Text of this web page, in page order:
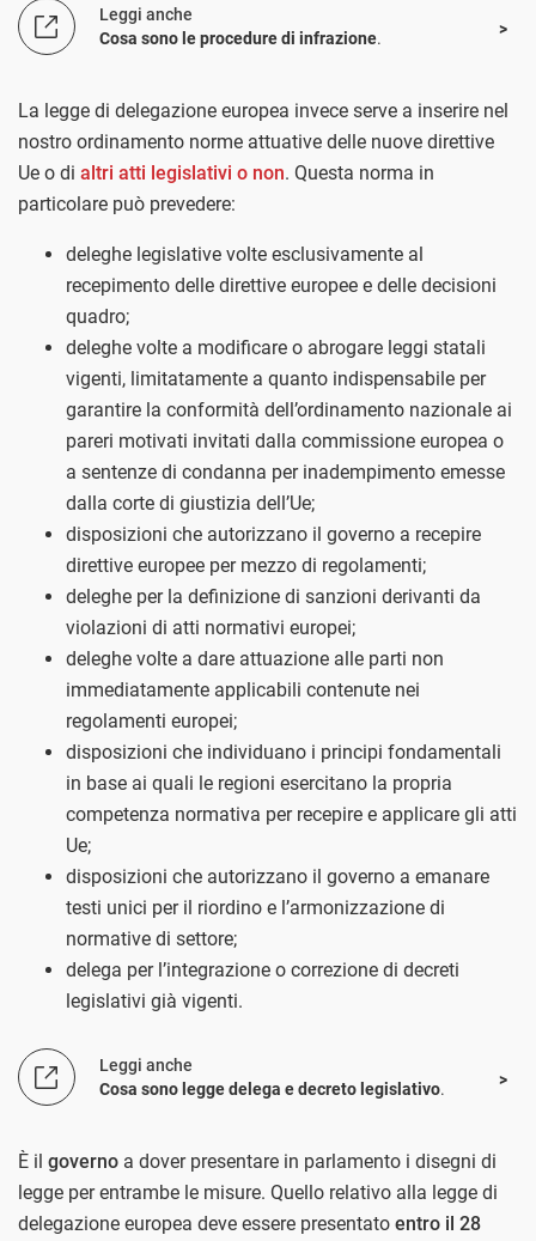
Leggi anche
Cosa sono le procedure di infrazione.
La legge di delegazione europea invece serve a inserire nel
nostro ordinamento norme attuative delle nuove direttive
Ue o di altri atti legislativi o non. Questa norma in
particolare può prevedere:
deleghe legislative volte esclusivamente al
recepimento delle direttive europee e delle decisioni
quadro;
deleghe volte a modificare o abrogare leggi statali
vigenti, limitatamente a quanto indispensabile per
garantire la conformità dell’ordinamento nazionale ai
pareri motivati invitati dalla commissione europea o
a sentenze di condanna per inadempimento emesse
dalla corte di giustizia dell’Ue;
disposizioni che autorizzano il governo a recepire
direttive europee per mezzo di regolamenti;
deleghe per la definizione di sanzioni derivanti da
violazioni di atti normativi europei;
deleghe volte a dare attuazione alle parti non
immediatamente applicabili contenute nei
regolamenti europei;
disposizioni che individuano i principi fondamentali
in base ai quali le regioni esercitano la propria
competenza normativa per recepire e applicare gli atti
Ue;
disposizioni che autorizzano il governo a emanare
testi unici per il riordino e l’armonizzazione di
normative di settore;
delega per l’integrazione o correzione di decreti
legislativi già vigenti.
Leggi anche
Cosa sono legge delega e decreto legislativo.
È il governo a dover presentare in parlamento i disegni di
legge per entrambe le misure. Quello relativo alla legge di
delegazione europea deve essere presentato entro il 28